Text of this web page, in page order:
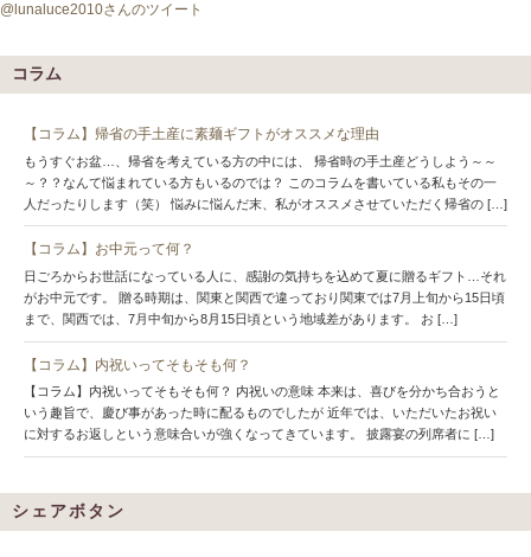
@lunaluce2010さんのツイート
コラム
【コラム】帰省の手土産に素麺ギフトがオススメな理由
もうすぐお盆…、帰省を考えている方の中には、 帰省時の手土産どうしよう～～
～？？なんて悩まれている方もいるのでは？ このコラムを書いている私もその一
人だったりします（笑） 悩みに悩んだ末、私がオススメさせていただく帰省の […]
【コラム】お中元って何？
日ごろからお世話になっている人に、感謝の気持ちを込めて夏に贈るギフト…それ
がお中元です。 贈る時期は、関東と関西で違っており関東では7月上旬から15日頃
まで、関西では、7月中旬から8月15日頃という地域差があります。 お […]
【コラム】内祝いってそもそも何？
【コラム】内祝いってそもそも何？ 内祝いの意味 本来は、喜びを分かち合おうと
いう趣旨で、慶び事があった時に配るものでしたが 近年では、いただいたお祝い
に対するお返しという意味合いが強くなってきています。 披露宴の列席者に […]
シェアボタン